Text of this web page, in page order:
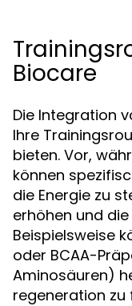
Biocare
Die Integration
Ihre
bieten. Vor,
können
die Energie zu
erhöhen und
Beispielsweise
oder BCAA-
Aminosäuren)
regeneration zu